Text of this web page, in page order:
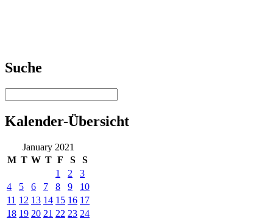
Suche
Kalender-Übersicht
January 2021
M T W T F S
S
1
2
3
4
5 6 7 8 9
10
11 12 13 14 15 16 17
18 19 20 21 22 23 24